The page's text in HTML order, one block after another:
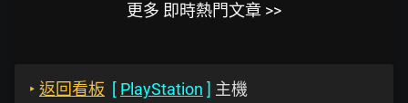
更多 即時熱門文章 >>
‣ 返回看板 [ PlayStation ] 主機